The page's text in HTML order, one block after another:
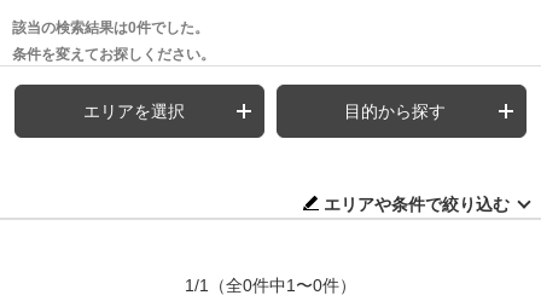
該当の検索結果は0件でした。
条件を変えてお探しください。
エリアを選択 目的から探す
エリアや条件で絞り込む
1/1 （全0件中1〜0件）